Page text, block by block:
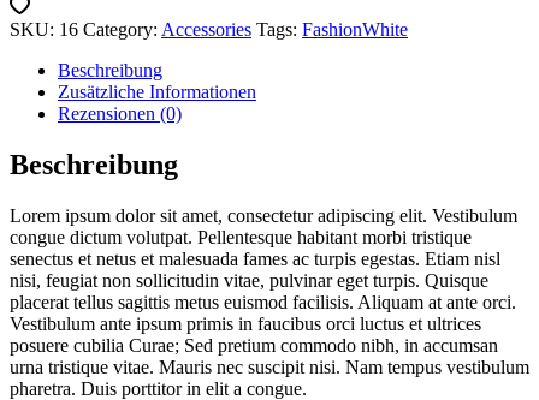
SKU: 16 Category: Accessories Tags: FashionWhite
Beschreibung
Zusätzliche Informationen
Rezensionen (0)
Beschreibung
Lorem ipsum dolor sit amet, consectetur adipiscing elit. Vestibulum
congue dictum volutpat. Pellentesque habitant morbi tristique
senectus et netus et malesuada fames ac turpis egestas. Etiam nisl
nisi, feugiat non sollicitudin vitae, pulvinar eget turpis. Quisque
placerat tellus sagittis metus euismod facilisis. Aliquam at ante orci.
Vestibulum ante ipsum primis in faucibus orci luctus et ultrices
posuere cubilia Curae; Sed pretium commodo nibh, in accumsan
urna tristique vitae. Mauris nec suscipit nisi. Nam tempus vestibulum
pharetra. Duis porttitor in elit a congue.